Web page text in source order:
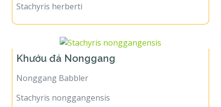
Stachyris herberti
Khướu đá Nonggang
Nonggang Babbler
Stachyris nonggangensis